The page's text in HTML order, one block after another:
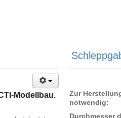
Modellbau.
Zur
notwendig:
Durchmesser